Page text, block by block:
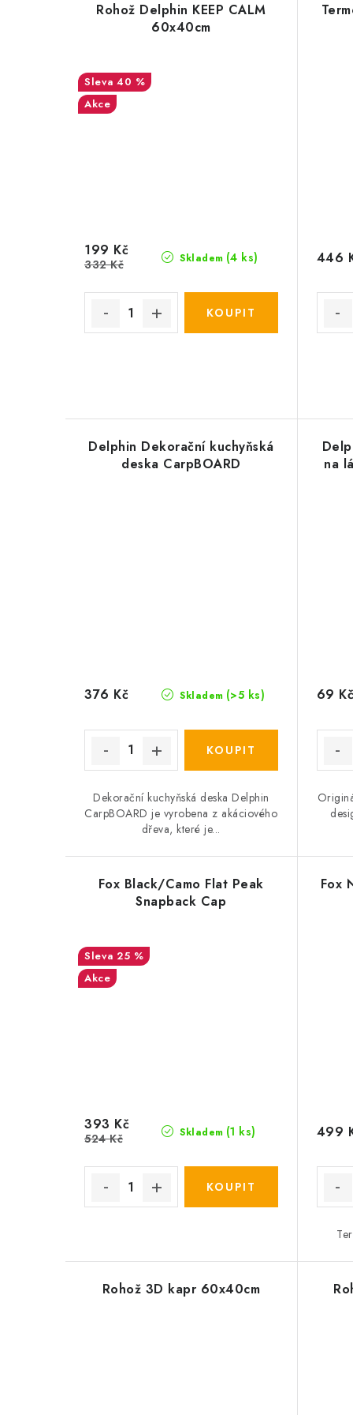
Rohož Delphin KEEP CALM
60x40cm
40 %
Akce
Skladem (4 ks)
199 Kč
332 Kč 446
Delphin Dekorační kuchyňská
deska CarpBOARD
Skladem (>5 ks)
376 Kč
Dekorační kuchyňská deska Delphin
CarpBOARD je vyrobena z akáciového
dřeva, které je...
na
69 Kč
Fox Black/Camo Flat Peak
Snapback Cap
25 %
Akce
Skladem (1 ks)
393 Kč
524 Kč
Fox
499
Rohož 3D kapr 60x40cm